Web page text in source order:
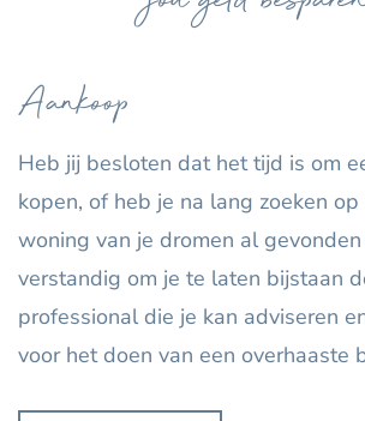
Aankoop
Heb jij besloten dat het tijd is om
kopen, of heb je na lang zoeken
woning van je dromen al
verstandig om je te laten bijstaan
professional die je kan adviseren
voor het doen van een overhaaste